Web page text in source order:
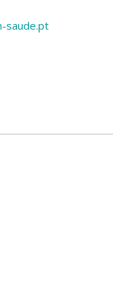
saude.pt